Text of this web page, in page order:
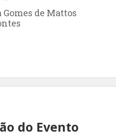
de Mattos
do Evento